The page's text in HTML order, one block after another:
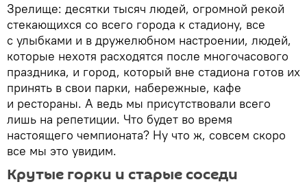
Зрелище: десятки тысяч людей, огромной рекой
стекающихся со всего города к стадиону, все
с улыбками и в дружелюбном настроении, людей,
которые нехотя расходятся после многочасового
праздника, и город, который вне стадиона готов их
принять в свои парки, набережные, кафе
и рестораны. А ведь мы присутствовали всего
лишь на репетиции. Что будет во время
настоящего чемпионата? Ну что ж, совсем скоро
все мы это увидим.
Крутые горки и старые соседи